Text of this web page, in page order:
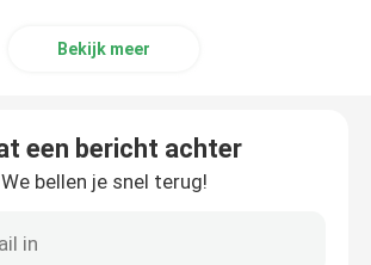
Bekijk meer
een bericht achter
We bellen je snel terug!